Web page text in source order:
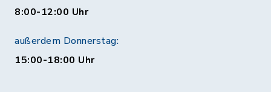
8:00-12:00 Uhr
außerdem Donnerstag:
15:00-18:00 Uhr